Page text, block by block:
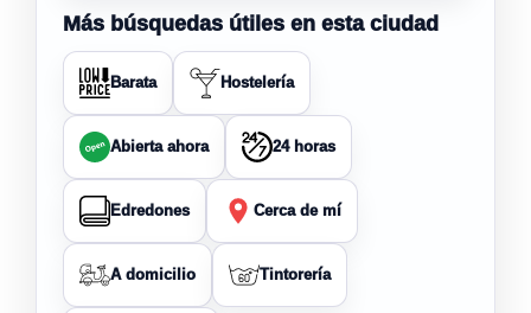
Más búsquedas útiles en esta ciudad
Barata Hostelería
Abierta ahora 24 horas
Edredones Cerca de mí
A domicilio Tintorería